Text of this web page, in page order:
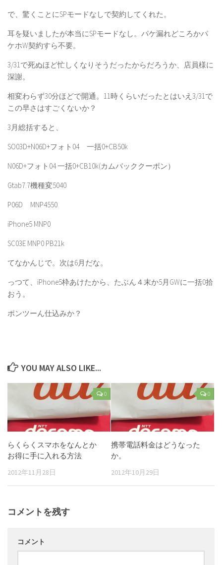
で、驚くことにSPモードなしで契約してくれた。
耳を疑いましたが本当にSPモードなし。パケ漏れどころかパ
ケホW契約すら不要。
3/31で死ぬほど忙しくなりそうだったからだろうか、店員様に
深謝。
相変わらず30分ほどで開通。11時くらいだったとはいえ3/31で
この早さはすごくないか？
3月総括すると、
SO03D+N06D+フォト04 一括0+CB50k
N06D+フォト04 一括0+CB10k(カムバッククーポン）
Gtab7.7機種変5040
P06D MNP4550
iPhone5 MNP0
SC03E MNP0 PB21k
てなかんじで。次は6月だな。
っつて、iPhone5枠あけたから、たぶん４末か5月GWに一括0拾
おう。
ポンツーん仕込みか？
YOU MAY ALSO LIKE...
0
らくらくスマホをなんとか
お得に手に入れる方法
2012年11月28日
0
携帯電話料金はどうなった
か。
2012年10月29日
コメントを残す
コメント